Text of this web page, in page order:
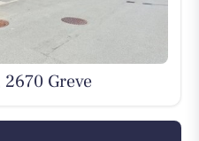
Greve